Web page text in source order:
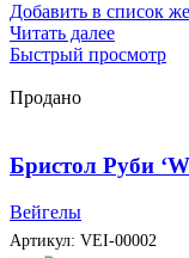
Добавить в список
Читать далее
Быстрый просмотр
Продано
Бристол Руби
Вейгелы
Артикул: VEI-00002